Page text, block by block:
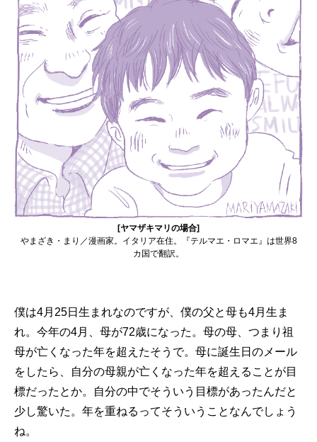
[ヤマザキマリの場合]
やまざき・まり／漫画家。イタリア在住。『テルマエ・ロマエ』は世界8
カ国で翻訳。
僕は4月25日生まれなのですが、僕の父と母も4月生ま
れ。今年の4月、母が72歳になった。母の母、つまり祖
母が亡くなった年を超えたそうで。母に誕生日のメール
をしたら、自分の母親が亡くなった年を超えることが目
標だったとか。自分の中でそういう目標があったんだと
少し驚いた。年を重ねるってそういうことなんでしょう
ね。